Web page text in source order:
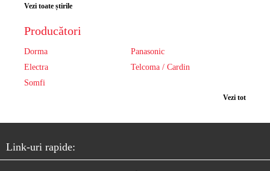
Vezi toate știrile
Producători
Dorma
Panasonic
Electra
Telcoma / Cardin
Somfi
Vezi tot
Link-uri rapide: